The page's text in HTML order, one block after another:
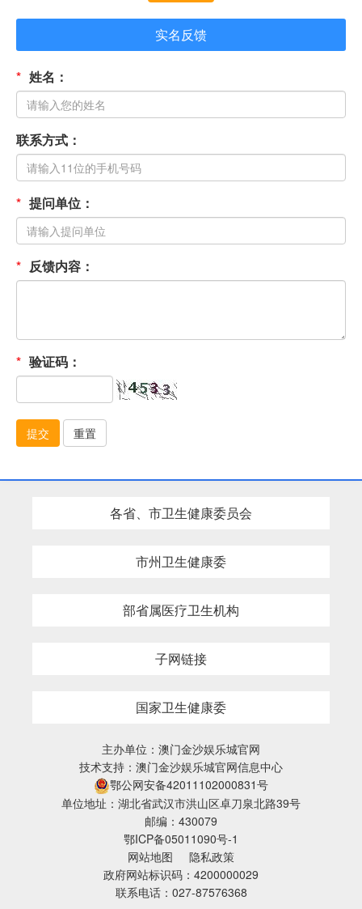
实名反馈
* 姓名：
联系方式：
* 提问单位：
* 反馈内容：
* 验证码：
提交 重置
各省、市卫生健康委员会
市州卫生健康委
部省属医疗卫生机构
子网链接
国家卫生健康委
主办单位：澳门金沙娱乐城官网
技术支持：澳门金沙娱乐城官网信息中心
鄂公网安备42011102000831号
单位地址：湖北省武汉市洪山区卓刀泉北路39号
邮编：430079
鄂ICP备05011090号-1
网站地图
隐私政策
政府网站标识码：4200000029
联系电话：027-87576368